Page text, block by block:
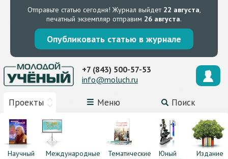
Отправьте статью сегодня! Журнал выйдет 22 августа,
печатный экземпляр отправим 26 августа.
Опубликовать статью в журнале
Проекты Меню Поиск
+7 (843) 500-57-53
info@moluch.ru
Научный
Международные
Тематические
Юный
Издание